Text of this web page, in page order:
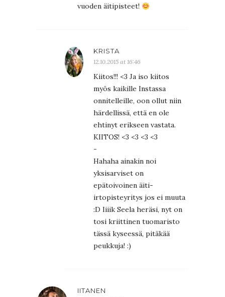
vuoden äitipisteet!
KRISTA
12.10.2015 at 16:46
Kiitos!!! <3 Ja iso kiitos
myös kaikille Instassa
onnitelleille, oon ollut niin
härdellissä, että en ole
ehtinyt erikseen vastata.
KIITOS! <3 <3 <3 <3
-
Hahaha ainakin noi
yksisarviset on
epätoivoinen äiti-
irtopisteyritys jos ei muuta
:D Iiiik Seela heräsi, nyt on
tosi kriittinen tuomaristo
tässä kyseessä, pitäkää
peukkuja! :)
IITANEN